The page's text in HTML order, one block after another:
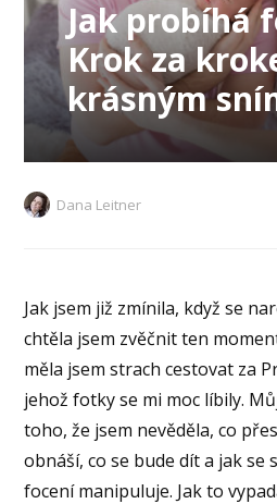
Jak probíhá
Krok za
krásným
Dana Leitner
Jak jsem již zmínila, když se
chtěla jsem zvěčnit ten
měla jsem strach cestovat za
jehož fotky se mi moc líbily.
toho, že jsem nevěděla, co
obnáší, co se bude dít a jak se
focení manipuluje. Jak to